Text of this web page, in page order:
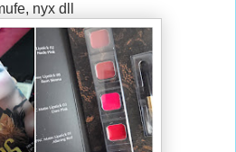
nyx dll